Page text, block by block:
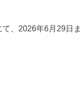
て、2026年6月29日ま